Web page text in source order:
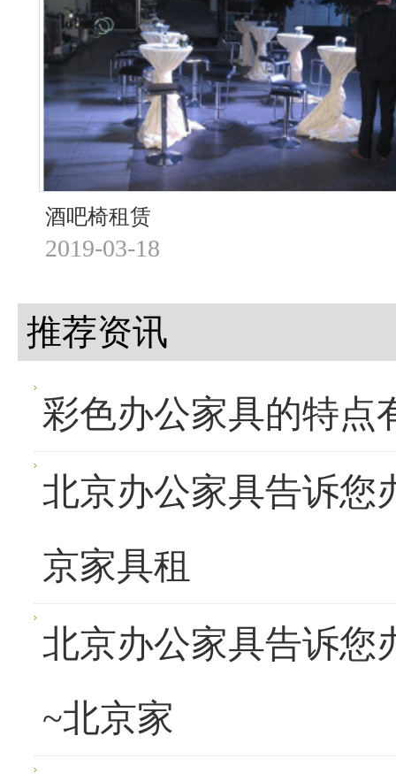
酒吧椅租赁
2019-03-18
推荐资讯
彩色办公家具的特点
北京办公家具告诉您
京家具租
北京办公家具告诉您
~北京家